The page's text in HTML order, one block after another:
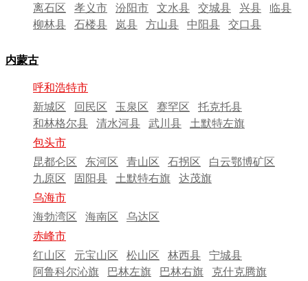
离石区
孝义市 汾阳市 文水县 交城县 兴县
临县
柳林县
石楼县 岚县 方山县 中阳县 交口县
内蒙古
呼和浩特市
新城区
回民区 玉泉区 赛罕区
托克托县
和林格尔县
清水河县 武川县
土默特左旗
包头市
昆都仑区
东河区 青山区 石拐区
白云鄂博矿区
九原区
固阳县 土默特右旗
达茂旗
乌海市
海勃湾区
海南区
乌达区
赤峰市
红山区
元宝山区 松山区 林西县
宁城县
阿鲁科尔沁旗
巴林左旗 巴林右旗
克什克腾旗